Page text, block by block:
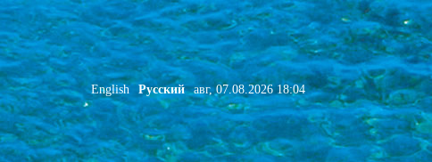
Перейти к основному содержанию
English Русский авг, 07.08.2026 18:04